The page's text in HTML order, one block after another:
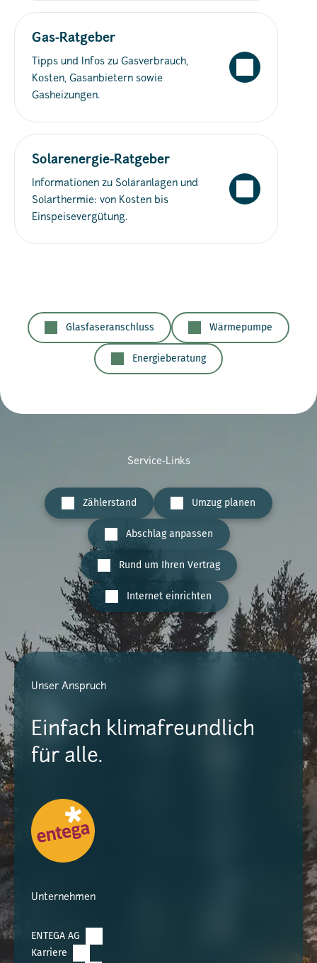
Gas-Ratgeber
Tipps und Infos zu Gasverbrauch,
Kosten, Gasanbietern sowie
Gasheizungen.
Solarenergie-Ratgeber
Informationen zu Solaranlagen und
Solarthermie: von Kosten bis
Einspeisevergütung.
Glasfaseranschluss Wärmepumpe
Energieberatung
Service-Links
Zählerstand Umzug planen
Abschlag anpassen
Rund um Ihren Vertrag
Internet einrichten
Unser Anspruch
Einfach klimafreundlich
für alle.
Unternehmen
ENTEGA AG
Karriere